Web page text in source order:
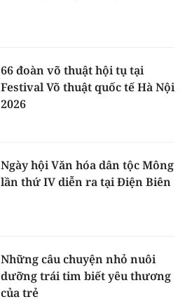
66 đoàn võ thuật hội tụ tại
Festival Võ thuật quốc tế Hà Nội
2026
Ngày hội Văn hóa dân tộc Mông
lần thứ IV diễn ra tại Điện Biên
Những câu chuyện nhỏ nuôi
dưỡng trái tim biết yêu thương
của trẻ